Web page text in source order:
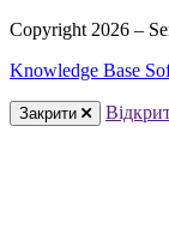
Copyright 2026 –
Knowledge Base
Закрити